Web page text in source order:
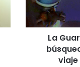
de
sobrevivientes
del
La
viaje